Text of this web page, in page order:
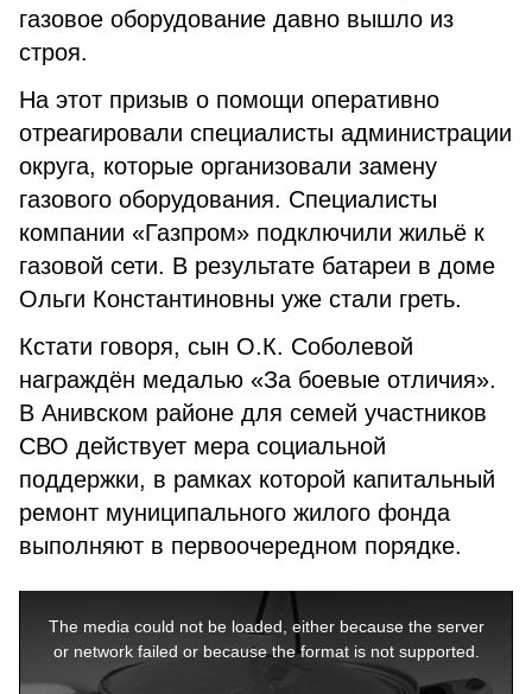
газовое оборудование давно вышло из
строя.
На этот призыв о помощи оперативно
отреагировали специалисты администрации
округа, которые организовали замену
газового оборудования. Специалисты
компании «Газпром» подключили жильё к
газовой сети. В результате батареи в доме
Ольги Константиновны уже стали греть.
Кстати говоря, сын О.К. Соболевой
награждён медалью «За боевые отличия».
В Анивском районе для семей участников
СВО действует мера социальной
поддержки, в рамках которой капитальный
ремонт муниципального жилого фонда
выполняют в первоочередном порядке.
The media could not be loaded, either because the server
or network failed or because the format is not supported.